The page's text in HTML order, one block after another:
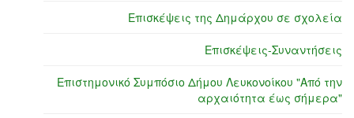
Επισκέψεις της Δημάρχου σε σχολεία
Επισκέψεις-Συναντήσεις
Επιστημονικό Συμπόσιο Δήμου Λευκονοίκου "Από την
αρχαιότητα έως σήμερα"